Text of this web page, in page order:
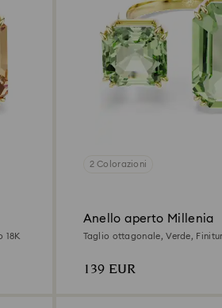
18K
2 Colorazioni
Anello aperto Millenia
Taglio ottagonale, Verde,
139 EUR